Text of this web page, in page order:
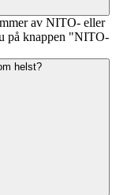
av NITO- eller
på knappen "NITO-
helst?